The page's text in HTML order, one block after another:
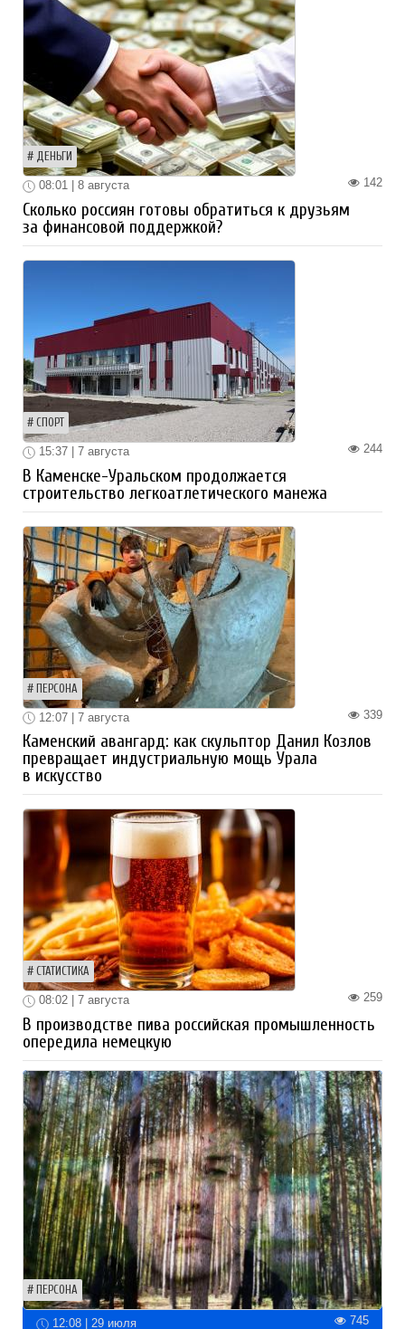
ДЕНЬГИ
142
08:01 | 8 августа
Сколько россиян готовы обратиться к друзьям
за финансовой поддержкой?
СПОРТ
244
15:37 | 7 августа
В Каменске-Уральском продолжается
строительство легкоатлетического манежа
ПЕРСОНА
339
12:07 | 7 августа
Каменский авангард: как скульптор Данил Козлов
превращает индустриальную мощь Урала
в искусство
СТАТИСТИКА
259
08:02 | 7 августа
В производстве пива российская промышленность
опередила немецкую
ПЕРСОНА
12:08 | 29 июля 745